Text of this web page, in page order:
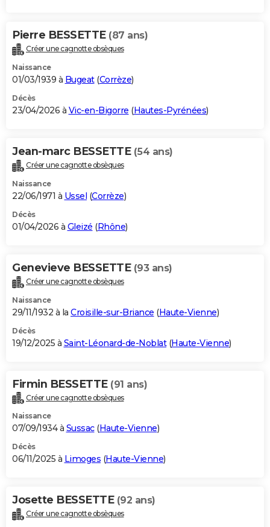
Carte de Noël
Carte Bonne année
Carte Saint-Valentin
Carte Pâques
Carte d'anniversaire
DICTIONNAIRE
Dictionnaire
Biographies
Citations
Expressions
Proverbes
PROGRAMME TV
S'inscrire
Se connecter
Lycées
Collèges
Primaires
Universités
Entreprises
Service militaire
Avis de recherche
AVIS DE DÉCÈS
Bricolage
Lifestyle
Culture
Sport
Auto
Television
Voyage
Cinema
Pierre BESSETTE (87 ans)
Créer une cagnotte obsèques
Naissance
01/03/1939 à Bugeat(Corrèze)
Décès
23/04/2026 à Vic-en-Bigorre (Hautes-Pyrénées)
Jean-marc BESSETTE (54 ans)
Créer une cagnotte obsèques
Naissance
22/06/1971 à Ussel (Corrèze)
Décès
01/04/2026 à Gleizé (Rhône)
Genevieve BESSETTE (93 ans)
Créer une cagnotte obsèques
Naissance
29/11/1932 à la Croisille-sur-Briance (Haute-Vienne)
Décès
19/12/2025 à Saint-Léonard-de-Noblat(Haute-Vienne)
Firmin BESSETTE (91 ans)
Créer une cagnotte obsèques
Naissance
07/09/1934 à Sussac(Haute-Vienne)
Décès
06/11/2025 à Limoges (Haute-Vienne)
Josette BESSETTE (92 ans)
Créer une cagnotte obsèques